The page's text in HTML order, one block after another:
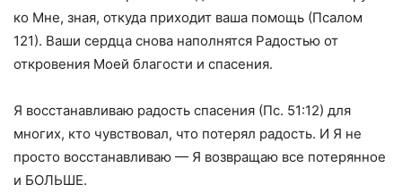
ко Мне, зная, откуда приходит ваша помощь (Псалом
121). Ваши сердца снова наполнятся Радостью от
откровения Моей благости и спасения.
Я восстанавливаю радость спасения (Пс. 51:12) для
многих, кто чувствовал, что потерял радость. И Я не
просто восстанавливаю — Я возвращаю все потерянное
и БОЛЬШЕ.